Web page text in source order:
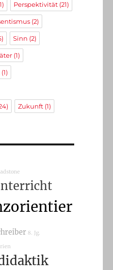
Perspektivität(21)
(2)
Sinn (2)
(1)
(1)
Zukunft(1)
8. Jg.